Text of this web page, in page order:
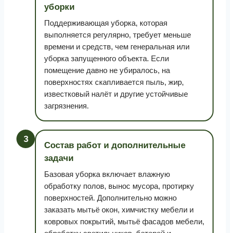
уборки
Поддерживающая уборка, которая
выполняется регулярно, требует меньше
времени и средств, чем генеральная или
уборка запущенного объекта. Если
помещение давно не убиралось, на
поверхностях скапливается пыль, жир,
известковый налёт и другие устойчивые
загрязнения.
3
Состав работ и дополнительные
задачи
Базовая уборка включает влажную
обработку полов, вынос мусора, протирку
поверхностей. Дополнительно можно
заказать мытьё окон, химчистку мебели и
ковровых покрытий, мытьё фасадов мебели,